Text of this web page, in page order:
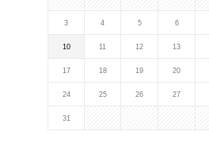
3 4 5 6
10 11 12 13
17 18 19 20
24 25 26 27
31